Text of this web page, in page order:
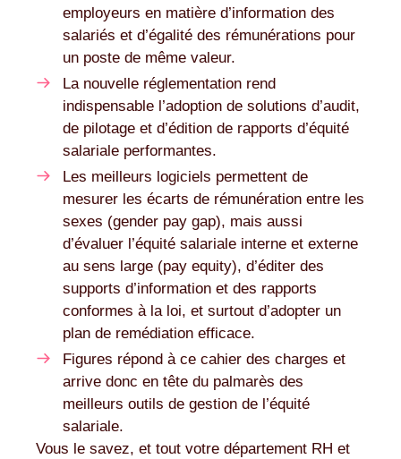
employeurs en matière d’information des
salariés et d’égalité des rémunérations pour
un poste de même valeur.
La nouvelle réglementation rend
indispensable l’adoption de solutions d’audit,
de pilotage et d’édition de rapports d’équité
salariale performantes.
Les meilleurs logiciels permettent de
mesurer les écarts de rémunération entre les
sexes (gender pay gap), mais aussi
d’évaluer l’équité salariale interne et externe
au sens large (pay equity), d’éditer des
supports d’information et des rapports
conformes à la loi, et surtout d’adopter un
plan de remédiation efficace.
Figures répond à ce cahier des charges et
arrive donc en tête du palmarès des
meilleurs outils de gestion de l’équité
salariale.
Vous le savez, et tout votre département RH et